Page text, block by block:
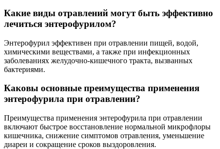
Какие виды отравлений могут быть эффективно
лечиться энтерофурилом?
Энтерофурил эффективен при отравлении пищей, водой,
химическими веществами, а также при инфекционных
заболеваниях желудочно-кишечного тракта, вызванных
бактериями.
Каковы основные преимущества применения
энтерофурила при отравлении?
Преимущества применения энтерофурила при отравлении
включают быстрое восстановление нормальной микрофлоры
кишечника, снижение симптомов отравления, уменьшение
диареи и сокращение сроков выздоровления.